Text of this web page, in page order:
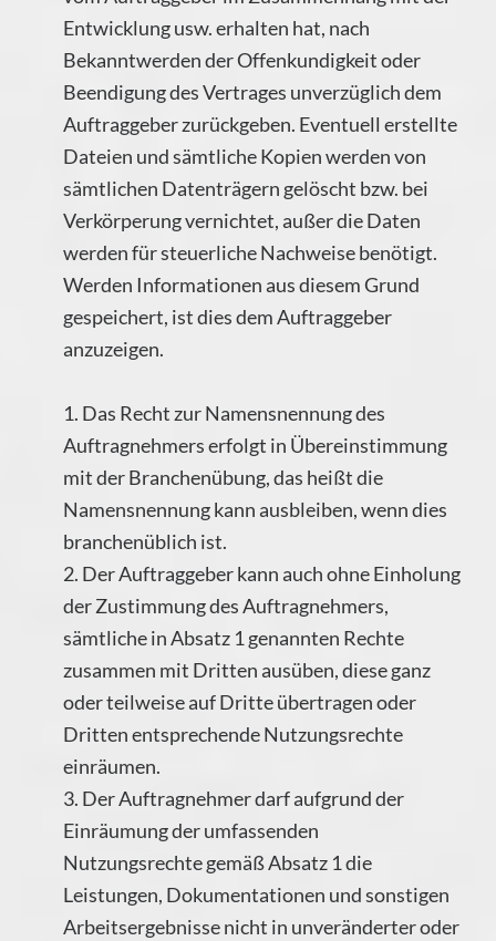
Entwicklung usw. erhalten hat, nach
Bekanntwerden der Offenkundigkeit oder
Beendigung des Vertrages unverzüglich dem
Auftraggeber zurückgeben. Eventuell erstellte
Dateien und sämtliche Kopien werden von
sämtlichen Datenträgern gelöscht bzw. bei
Verkörperung vernichtet, außer die Daten
werden für steuerliche Nachweise benötigt.
Werden Informationen aus diesem Grund
gespeichert, ist dies dem Auftraggeber
anzuzeigen.
1. Das Recht zur Namensnennung des
Auftragnehmers erfolgt in Übereinstimmung
mit der Branchenübung, das heißt die
Namensnennung kann ausbleiben, wenn dies
branchenüblich ist.
2. Der Auftraggeber kann auch ohne Einholung
der Zustimmung des Auftragnehmers,
sämtliche in Absatz 1 genannten Rechte
zusammen mit Dritten ausüben, diese ganz
oder teilweise auf Dritte übertragen oder
Dritten entsprechende Nutzungsrechte
einräumen.
3. Der Auftragnehmer darf aufgrund der
Einräumung der umfassenden
Nutzungsrechte gemäß Absatz 1 die
Leistungen, Dokumentationen und sonstigen
Arbeitsergebnisse nicht in unveränderter oder